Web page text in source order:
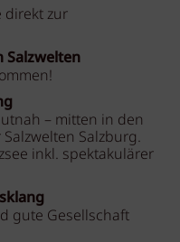
direkt zur
Salzwelten
– mitten in den
Salzburg.
inkl. spektakulärer
gute Gesellschaft